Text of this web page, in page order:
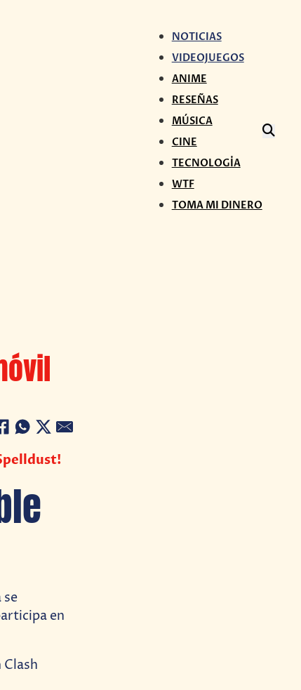
NOTICIAS
VIDEOJUEGOS
ANIME
RESEÑAS
MÚSICA
CINE
TECNOLOGÍA
WTF
TOMA MI DINERO
se
en